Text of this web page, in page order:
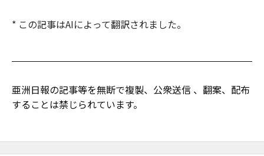
* この記事はAIによって翻訳されました。
亜洲日報の記事等を無断で複製、公衆送信 、翻案、配布
することは禁じられています。